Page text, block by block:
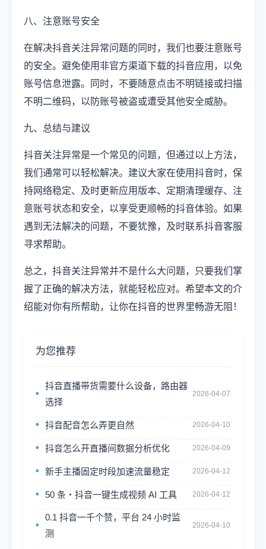
八、注意账号安全
在解决抖音关注异常问题的同时，我们也要注意账号
的安全。避免使用非官方渠道下载的抖音应用，以免
账号信息泄露。同时，不要随意点击不明链接或扫描
不明二维码，以防账号被盗或遭受其他安全威胁。
九、总结与建议
抖音关注异常是一个常见的问题，但通过以上方法，
我们通常可以轻松解决。建议大家在使用抖音时，保
持网络稳定、及时更新应用版本、定期清理缓存、注
意账号状态和安全，以享受更顺畅的抖音体验。如果
遇到无法解决的问题，不要犹豫，及时联系抖音客服
寻求帮助。
总之，抖音关注异常并不是什么大问题，只要我们掌
握了正确的解决方法，就能轻松应对。希望本文的介
绍能对你有所帮助，让你在抖音的世界里畅游无阻！
为您推荐
抖音直播带货需要什么设备，路由器
选择
2026-04-07
抖音配音怎么弄更自然 2026-04-10
抖音怎么开直播间数据分析优化 2026-04-09
新手主播固定时段加速流量稳定 2026-04-12
50 条・抖音一键生成视频 AI 工具 2026-04-12
0.1 抖音一千个赞，平台 24 小时监
测
2026-04-10